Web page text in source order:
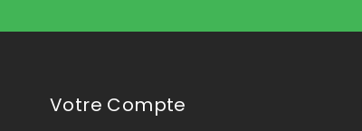
Votre Compte